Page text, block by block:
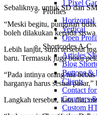
1 Pixel
Profiles
Horizontal
Vertical
Open
Shortcodes A-C
Articles
Blog
Buttons &
Clients
Contact
Counters
Custom
Sebaliknya, untuk SD dan
“Meski begitu, pungutan
boleh dilakukan kepada
Lebih lanjut, surat tersebut
baru. Termasuk juga buku
“Pada intinya orang tua
harganya harus sesuai
Langkah tersebut, kata dia,